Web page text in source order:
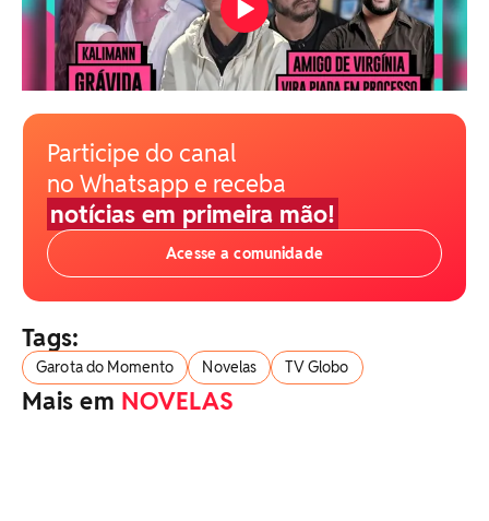
Participe do canal
no Whatsapp e receba
notícias em primeira mão!
Acesse a comunidade
Tags:
Garota do Momento Novelas TV Globo
Mais em NOVELAS